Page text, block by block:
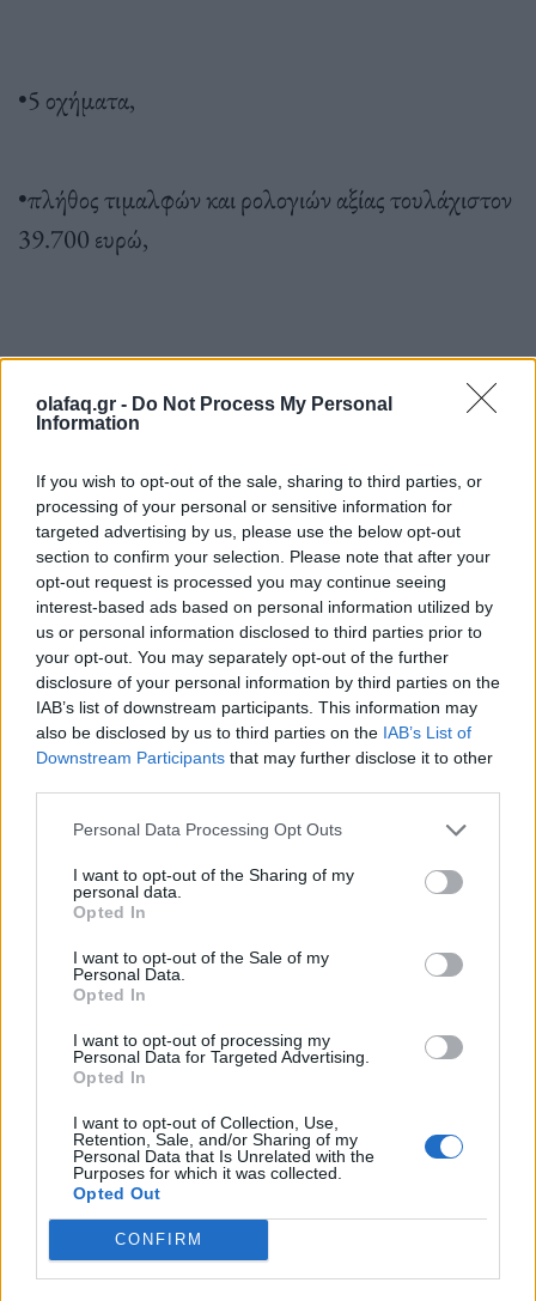
olafaq.gr - Do Not Process My Personal
Information
If you wish to opt-out of the sale, sharing to third parties, or
processing of your personal or sensitive information for
targeted advertising by us, please use the below opt-out
section to confirm your selection. Please note that after your
opt-out request is processed you may continue seeing
interest-based ads based on personal information utilized by
us or personal information disclosed to third parties prior to
your opt-out. You may separately opt-out of the further
disclosure of your personal information by third parties on the
IAB’s list of downstream participants. This information may
also be disclosed by us to third parties on the IAB’s List of
Downstream Participants that may further disclose it to other
Personal Data Processing Opt Outs
I want to opt-out of the Sharing of my
personal data.
Opted In
I want to opt-out of the Sale of my
Personal Data.
Opted In
I want to opt-out of processing my
Personal Data for Targeted Advertising.
Opted In
I want to opt-out of Collection, Use,
Retention, Sale, and/or Sharing of my
Personal Data that Is Unrelated with the
Purposes for which it was collected.
Opted Out
CONFIRM
•5 οχήματα,
•πλήθος τιμαλφών και ρολογιών αξίας τουλάχιστον
39.700 ευρώ,
•ιδιόχειρες σημειώσεις,
•32.500 ευρώ και 7 χρυσές λίρες.
Σύμφωνα με την Αστυνομία, μέχρι στιγμής έχουν
εξιχνιαστεί 44 περιπτώσεις ληστείας, απάτης,
κλοπής καθώς και αποπειρών απάτης και κλοπής σε
Αιτωλοακαρνανία, Χαλκιδική, Άρτα, Πρέβεζα,
Αχαΐα, Θεσσαλονίκη, Θεσπρωτία, Ιωάννινα,
Πέλλα, Φθιώτιδα, Βοιωτία, Έδεσσα και Κιλκίς
το παράνομο περιουσιακό όφελος να ξεπερνά τα